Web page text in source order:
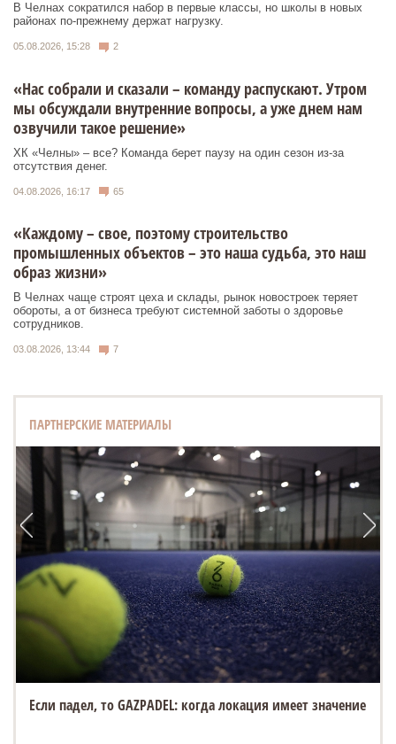
В Челнах сократился набор в первые классы, но школы в новых
районах по-прежнему держат нагрузку.
05.08.2026, 15:28 2
«Нас собрали и сказали – команду распускают. Утром
мы обсуждали внутренние вопросы, а уже днем нам
озвучили такое решение»
ХК «Челны» – все? Команда берет паузу на один сезон из-за
отсутствия денег.
04.08.2026, 16:17 65
«Каждому – свое, поэтому строительство
промышленных объектов – это наша судьба, это наш
образ жизни»
В Челнах чаще строят цеха и склады, рынок новостроек теряет
обороты, а от бизнеса требуют системной заботы о здоровье
сотрудников.
03.08.2026, 13:44 7
ПАРТНЕРСКИЕ МАТЕРИАЛЫ
Если падел, то GAZPADEL: когда локация имеет значение